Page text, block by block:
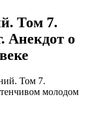
Том 7.
Анекдот о